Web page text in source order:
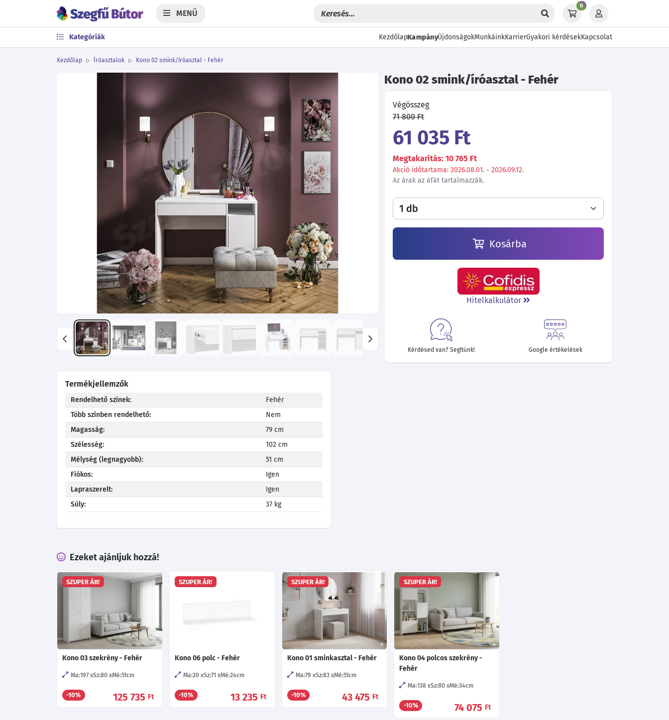
MENÜ
0
Kategóriák KezdőlapKampányÚjdonságokMunkáinkKarrierGyakori kérdésekKapcsolat
Kezdőlap Íróasztalok Kono 02 smink/íróasztal - Fehér
Előző
Kono 02 smink/íróasztal - Fehér
Végösszeg
71 800 Ft
61 035 Ft
Megtakarítás: 10 765 Ft
Akció időtartama: 2026.08.01. - 2026.09.12.
Az árak az áfát tartalmazzák.
Kosárba
Hitelkalkulátor
Kérdésed van? Segítünk! Google értékelések
Termékjellemzők
Rendelhető színek:
Fehér
Több színben rendelhető:
Nem
Magasság:
79 cm
Szélesség:
102 cm
Mélység (legnagyobb):
51 cm
Fiókos:
Igen
Lapraszerelt:
Igen
Súly:
37 kg
Ezeket ajánljuk hozzá!
SZUPER ÁR!
Kono 03 szekrény - Fehér
Ma:197 Sz:80 Mé:51cm
-10% 125 735 Ft
SZUPER ÁR!
Kono 06 polc - Fehér
Ma:20 Sz:71 Mé:24cm
-10% 13 235 Ft
SZUPER ÁR!
Kono 01 sminkasztal - Fehér
Ma:79 Sz:83 Mé:51cm
-10% 43 475 Ft
SZUPER ÁR!
Kono 04 polcos szekrény -
Fehér
Ma:138 Sz:80 Mé:34cm
-10% 74 075 Ft